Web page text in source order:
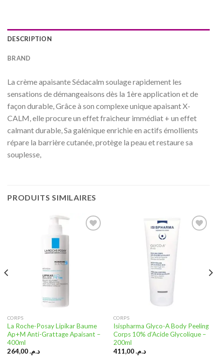
DESCRIPTION
BRAND
La crème apaisante Sédacalm soulage rapidement les
sensations de démangeaisons dès la 1ère application et de
façon durable, Grâce à son complexe unique apaisant X-
CALM, elle procure un effet fraicheur immédiat + un effet
calmant durable, Sa galénique enrichie en actifs émollients
répare la barrière cutanée, protège la peau et restaure sa
souplesse,
PRODUITS SIMILAIRES
CORPS
La Roche-Posay Lipikar Baume
Ap+M Anti-Grattage Apaisant –
400ml
د.م.264,00
CORPS
Isispharma Glyco-A Body Peeling
Corps 10% d’Acide Glycolique –
200ml
د.م.411,00